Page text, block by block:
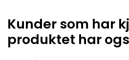
Kunder som har
produktet har